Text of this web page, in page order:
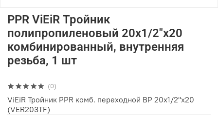
(0)
PPR ViEiR Тройник
полипропиленовый 20х1/2"х20
комбинированный, внутренняя
резьба, 1 шт
ViEiR Тройник PPR комб. переходной ВР 20х1/2"х20
(VER203TF)